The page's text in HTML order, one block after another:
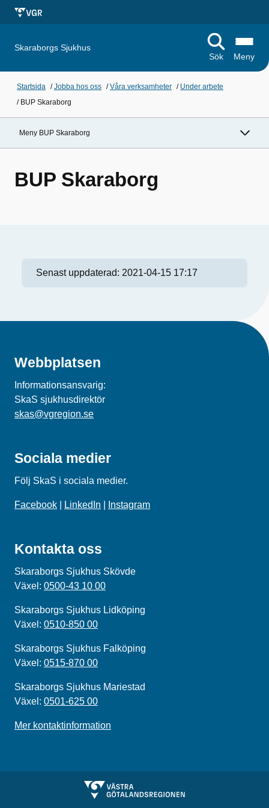
Skaraborgs Sjukhus
Sök
Meny
Startsida /Jobba hos oss /Våra verksamheter / Under arbete
/ BUP Skaraborg
Meny BUP Skaraborg
BUP Skaraborg
Senast uppdaterad: 2021-04-15 17:17
Webbplatsen
Informationsansvarig:
SkaS sjukhusdirektör
skas@vgregion.se
Sociala medier
Följ SkaS i sociala medier.
Facebook LinkedIn Instagram
Kontakta oss
Skaraborgs Sjukhus Skövde
Växel: 0500-43 10 00
Skaraborgs Sjukhus Lidköping
Växel: 0510-850 00
Skaraborgs Sjukhus Falköping
Växel: 0515-870 00
Skaraborgs Sjukhus Mariestad
Växel: 0501-625 00
Mer kontaktinformation